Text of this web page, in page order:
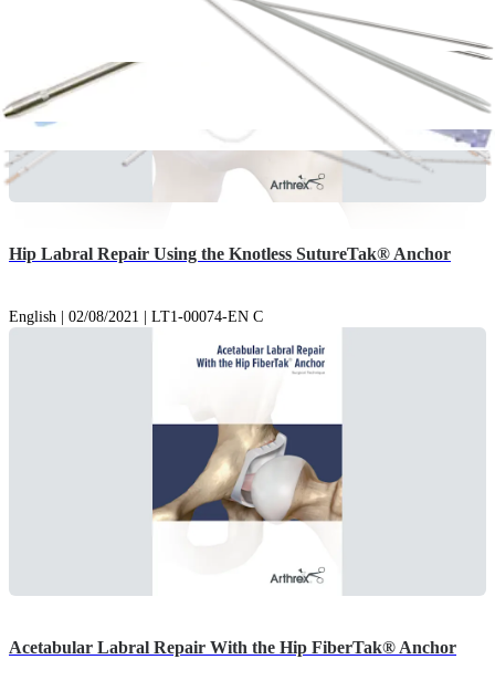
Hip Labral Repair Using the Knotless SutureTak® Anchor
English | 02/08/2021 | LT1-00074-EN C
Acetabular Labral Repair With the Hip FiberTak® Anchor